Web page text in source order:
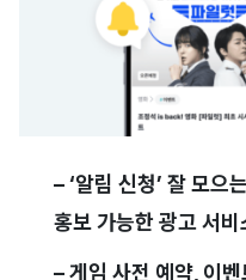
– ‘알림 신청’ 잘 모으
홍보 가능한 광고 서비
– 게임 사전 예약, 이